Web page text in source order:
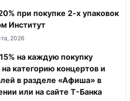
при покупке 2-х упаковок
Институт
2026
на каждую покупку
категорию концертов и
в разделе «Афиша» в
или на сайте Т-Банка